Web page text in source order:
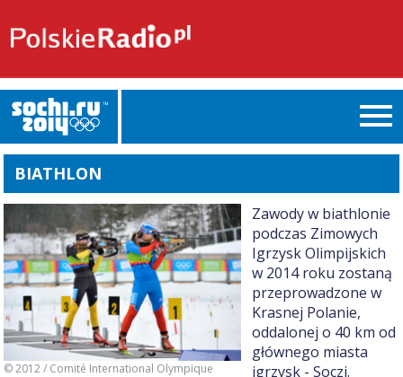
BIATHLON
© 2012 / Comité International Olympique
Zawody w biathlonie
podczas Zimowych
Igrzysk Olimpijskich
w 2014 roku zostaną
przeprowadzone w
Krasnej Polanie,
oddalonej o 40 km od
głównego miasta
igrzysk - Soczi.